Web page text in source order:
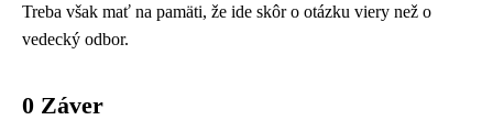
Treba však mať na pamäti, že ide skôr o otázku viery než o
vedecký odbor.
0 Záver